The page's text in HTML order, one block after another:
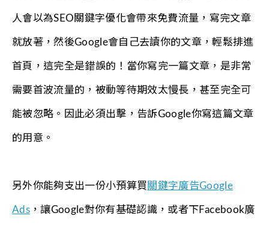
人會以為SEO關鍵字優化會帶來免費流量，寫完文章
就放著，然後Google會自己去讀你的文章，輕鬆排進
首頁，這完全是錯誤的！當你寫完一篇文章，是非常
需要首波流量的，被動等待期效太慢長，甚至完全可
能被忽略。因此必須出擊，告訴Google你寫這篇文章
的用意。
另外你能夠支出一份小預算買 關鍵字廣告Google
Ads ，讓Google對你有基礎認識，或者下Facebook廣